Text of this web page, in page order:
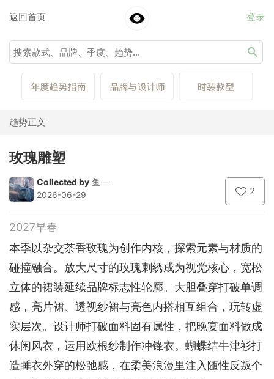
返回首页 登录
趋势正文
玫瑰雕塑
Collected by 鱼一
2026-06-29
2
2027早春
本季以杂交茶香玫瑰为创作内核，探索元素与材质的
碰撞融合。放大尺寸的玫瑰刺绣成为视觉核心，宽松
立体的裙装延续品牌标志性轮廓。大胆叠穿打破单调
感，亮片裙、透视纱裙与亮色内搭相互组合，玩转虚
实层次。设计师打破面料固有属性，把晚宴面料做成
休闲风衣，运用欧根纱制作冲锋衣。蝴蝶结牛津衫打
造睡衣外穿的松弛感，在柔美浪漫里注入随性反叛个